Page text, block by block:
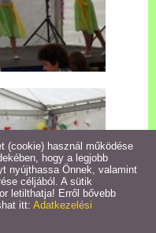
(cookie) használ működése
hogy a legjobb
nyújthassa Önnek, valamint
céljából. A sütik
letilthatja! Erről bővebb
itt: Adatkezelési